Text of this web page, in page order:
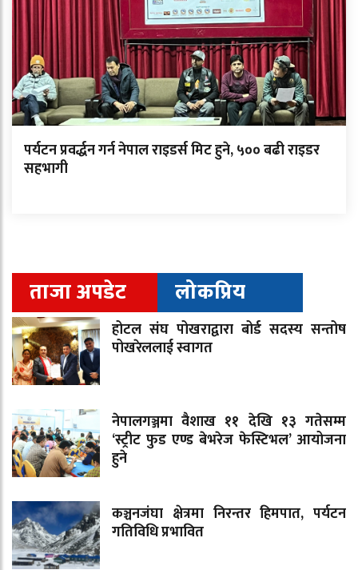
पर्यटन प्रवर्द्धन गर्न नेपाल राइडर्स मिट हुने, ५०० बढी राइडर
सहभागी
ताजा अपडेट लोकप्रिय
होटल संघ पोखराद्वारा बोर्ड सदस्य सन्तोष
पोखरेललाई स्वागत
नेपालगञ्जमा वैशाख ११ देखि १३ गतेसम्म
‘स्ट्रीट फुड एण्ड बेभरेज फेस्टिभल’ आयोजना
हुने
कञ्चनजंघा क्षेत्रमा निरन्तर हिमपात, पर्यटन
गतिविधि प्रभावित